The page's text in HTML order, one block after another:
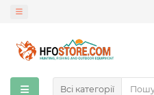
Всі категорії